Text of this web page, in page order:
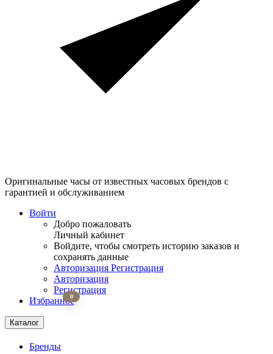
Оригинальные часы от известных часовых брендов с
гарантией и обслуживанием
Войти
Добро пожаловать
Личный кабинет
Войдите, чтобы смотреть историю заказов и
сохранять данные
Авторизация Регистрация
Авторизация
Регистрация
Избранное
0
Каталог
Бренды